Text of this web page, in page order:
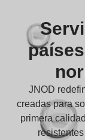
JNOD
creadas para
primera